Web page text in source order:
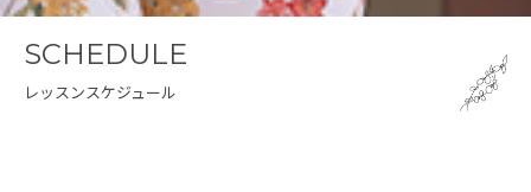
SCHEDULE
レッスンスケジュール